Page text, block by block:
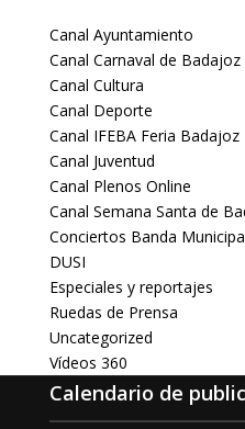
Canal Ayuntamiento
Canal Carnaval de Badajoz
Canal Cultura
Canal Deporte
Canal IFEBA Feria Badajoz
Canal Juventud
Canal Plenos Online
Canal Semana Santa de
Conciertos Banda
DUSI
Especiales y reportajes
Ruedas de Prensa
Uncategorized
Vídeos 360
Calendario de